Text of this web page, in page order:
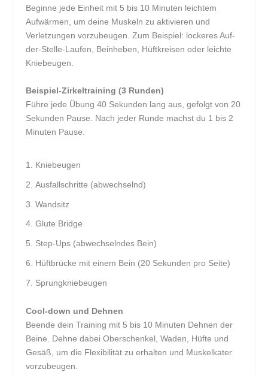
Beginne jede Einheit mit 5 bis 10 Minuten leichtem
Aufwärmen, um deine Muskeln zu aktivieren und
Verletzungen vorzubeugen. Zum Beispiel: lockeres Auf-
der-Stelle-Laufen, Beinheben, Hüftkreisen oder leichte
Kniebeugen.
Beispiel-Zirkeltraining (3 Runden)
Führe jede Übung 40 Sekunden lang aus, gefolgt von 20
Sekunden Pause. Nach jeder Runde machst du 1 bis 2
Minuten Pause.
Kniebeugen
Ausfallschritte (abwechselnd)
Wandsitz
Glute Bridge
Step-Ups (abwechselndes Bein)
Hüftbrücke mit einem Bein (20 Sekunden pro Seite)
Sprungkniebeugen
Cool-down und Dehnen
Beende dein Training mit 5 bis 10 Minuten Dehnen der
Beine. Dehne dabei Oberschenkel, Waden, Hüfte und
Gesäß, um die Flexibilität zu erhalten und Muskelkater
vorzubeugen.